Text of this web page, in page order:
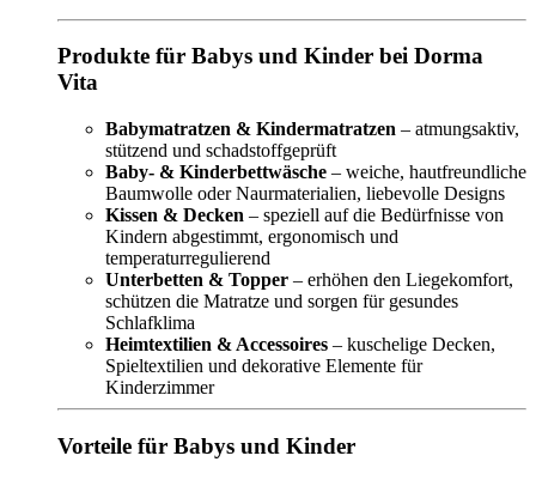
Produkte für Babys und Kinder bei Dorma
Vita
Babymatratzen & Kindermatratzen – atmungsaktiv,
stützend und schadstoffgeprüft
Baby- & Kinderbettwäsche – weiche, hautfreundliche
Baumwolle oder Naurmaterialien, liebevolle Designs
Kissen & Decken – speziell auf die Bedürfnisse von
Kindern abgestimmt, ergonomisch und
temperaturregulierend
Unterbetten & Topper – erhöhen den Liegekomfort,
schützen die Matratze und sorgen für gesundes
Schlafklima
Heimtextilien & Accessoires – kuschelige Decken,
Spieltextilien und dekorative Elemente für
Kinderzimmer
Vorteile für Babys und Kinder